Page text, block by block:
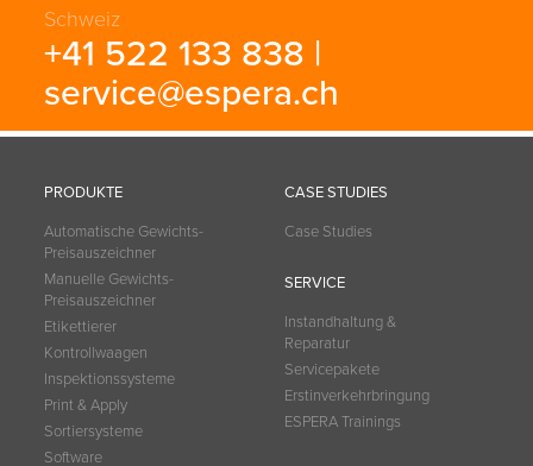
Schweiz
+41 522 133 838 |
service@espera.ch
PRODUKTE
Automatische Gewichts-
Preisauszeichner
Manuelle Gewichts-
Preisauszeichner
Etikettierer
Kontrollwaagen
Inspektionssysteme
Print & Apply
Sortiersysteme
Software
CASE STUDIES
Case Studies
SERVICE
Instandhaltung &
Reparatur
Servicepakete
Erstinverkehrbringung
ESPERA Trainings